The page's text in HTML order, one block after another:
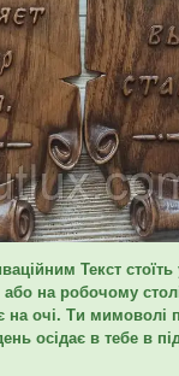
Текст
або на робочому
на очі. Ти мимоволі
осідає в тебе в